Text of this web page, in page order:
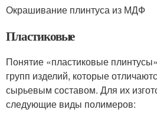
Окрашивание плинтуса из МДФ
Пластиковые
Понятие «пластиковые
групп изделий, которые
сырьевым составом. Для их
следующие виды полимеров: